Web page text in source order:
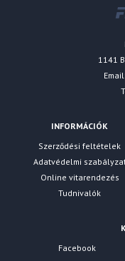
1141
INFORMÁCIÓK
Szerződési feltételek
Adatvédelmi
Online vitarendezés
Tudnivalók
Facebook